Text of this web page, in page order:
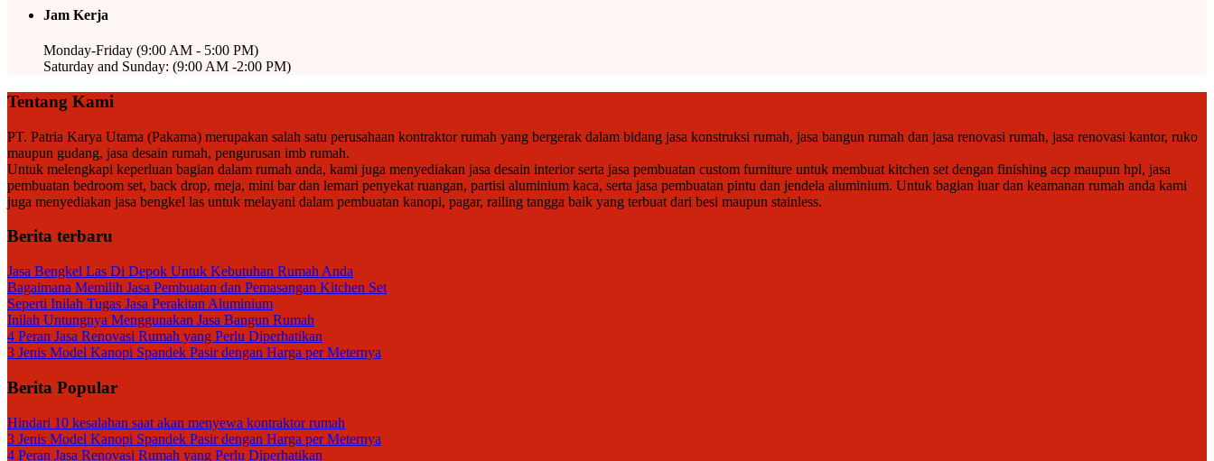
Jam Kerja
Monday-Friday (9:00 AM - 5:00 PM)
Saturday and Sunday: (9:00 AM -2:00 PM)
Tentang Kami
PT. Patria Karya Utama (Pakama) merupakan salah satu perusahaan kontraktor rumah yang bergerak dalam bidang jasa konstruksi rumah, jasa bangun rumah dan jasa renovasi rumah, jasa renovasi kantor, ruko
maupun gudang, jasa desain rumah, pengurusan imb rumah.
Untuk melengkapi keperluan bagian dalam rumah anda, kami juga menyediakan jasa desain interior serta jasa pembuatan custom furniture untuk membuat kitchen set dengan finishing acp maupun hpl, jasa
pembuatan bedroom set, back drop, meja, mini bar dan lemari penyekat ruangan, partisi aluminium kaca, serta jasa pembuatan pintu dan jendela aluminium. Untuk bagian luar dan keamanan rumah anda kami
juga menyediakan jasa bengkel las untuk melayani dalam pembuatan kanopi, pagar, railing tangga baik yang terbuat dari besi maupun stainless.
Berita terbaru
Jasa Bengkel Las Di Depok Untuk Kebutuhan Rumah Anda
Bagaimana Memilih Jasa Pembuatan dan Pemasangan Kitchen Set
Seperti Inilah Tugas Jasa Perakitan Aluminium
Inilah Untungnya Menggunakan Jasa Bangun Rumah
4 Peran Jasa Renovasi Rumah yang Perlu Diperhatikan
3 Jenis Model Kanopi Spandek Pasir dengan Harga per Meternya
Berita Popular
Hindari 10 kesalahan saat akan menyewa kontraktor rumah
3 Jenis Model Kanopi Spandek Pasir dengan Harga per Meternya
4 Peran Jasa Renovasi Rumah yang Perlu Diperhatikan